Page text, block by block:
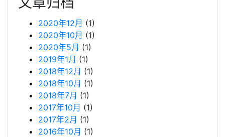
2020年12月 (1)
2020年10月 (1)
2020年5月 (1)
2019年1月 (1)
2018年12月 (1)
2018年10月 (1)
2018年7月 (1)
2017年10月 (1)
2017年2月 (1)
2016年10月 (1)